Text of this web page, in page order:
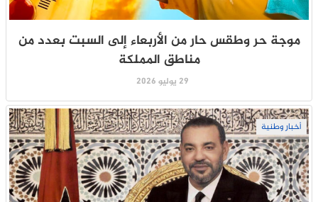
موجة حر وطقس حار من الأربعاء إلى السبت بعدد من
مناطق المملكة
29 يوليو 2026
أخبار وطنية